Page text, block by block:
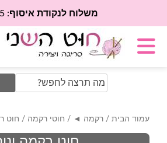
משלוח לנקודת איסוף: 25 ש"ח
Search
for:
עמוד הבית / רקמה ◄ / חוטי רקמה / חוט